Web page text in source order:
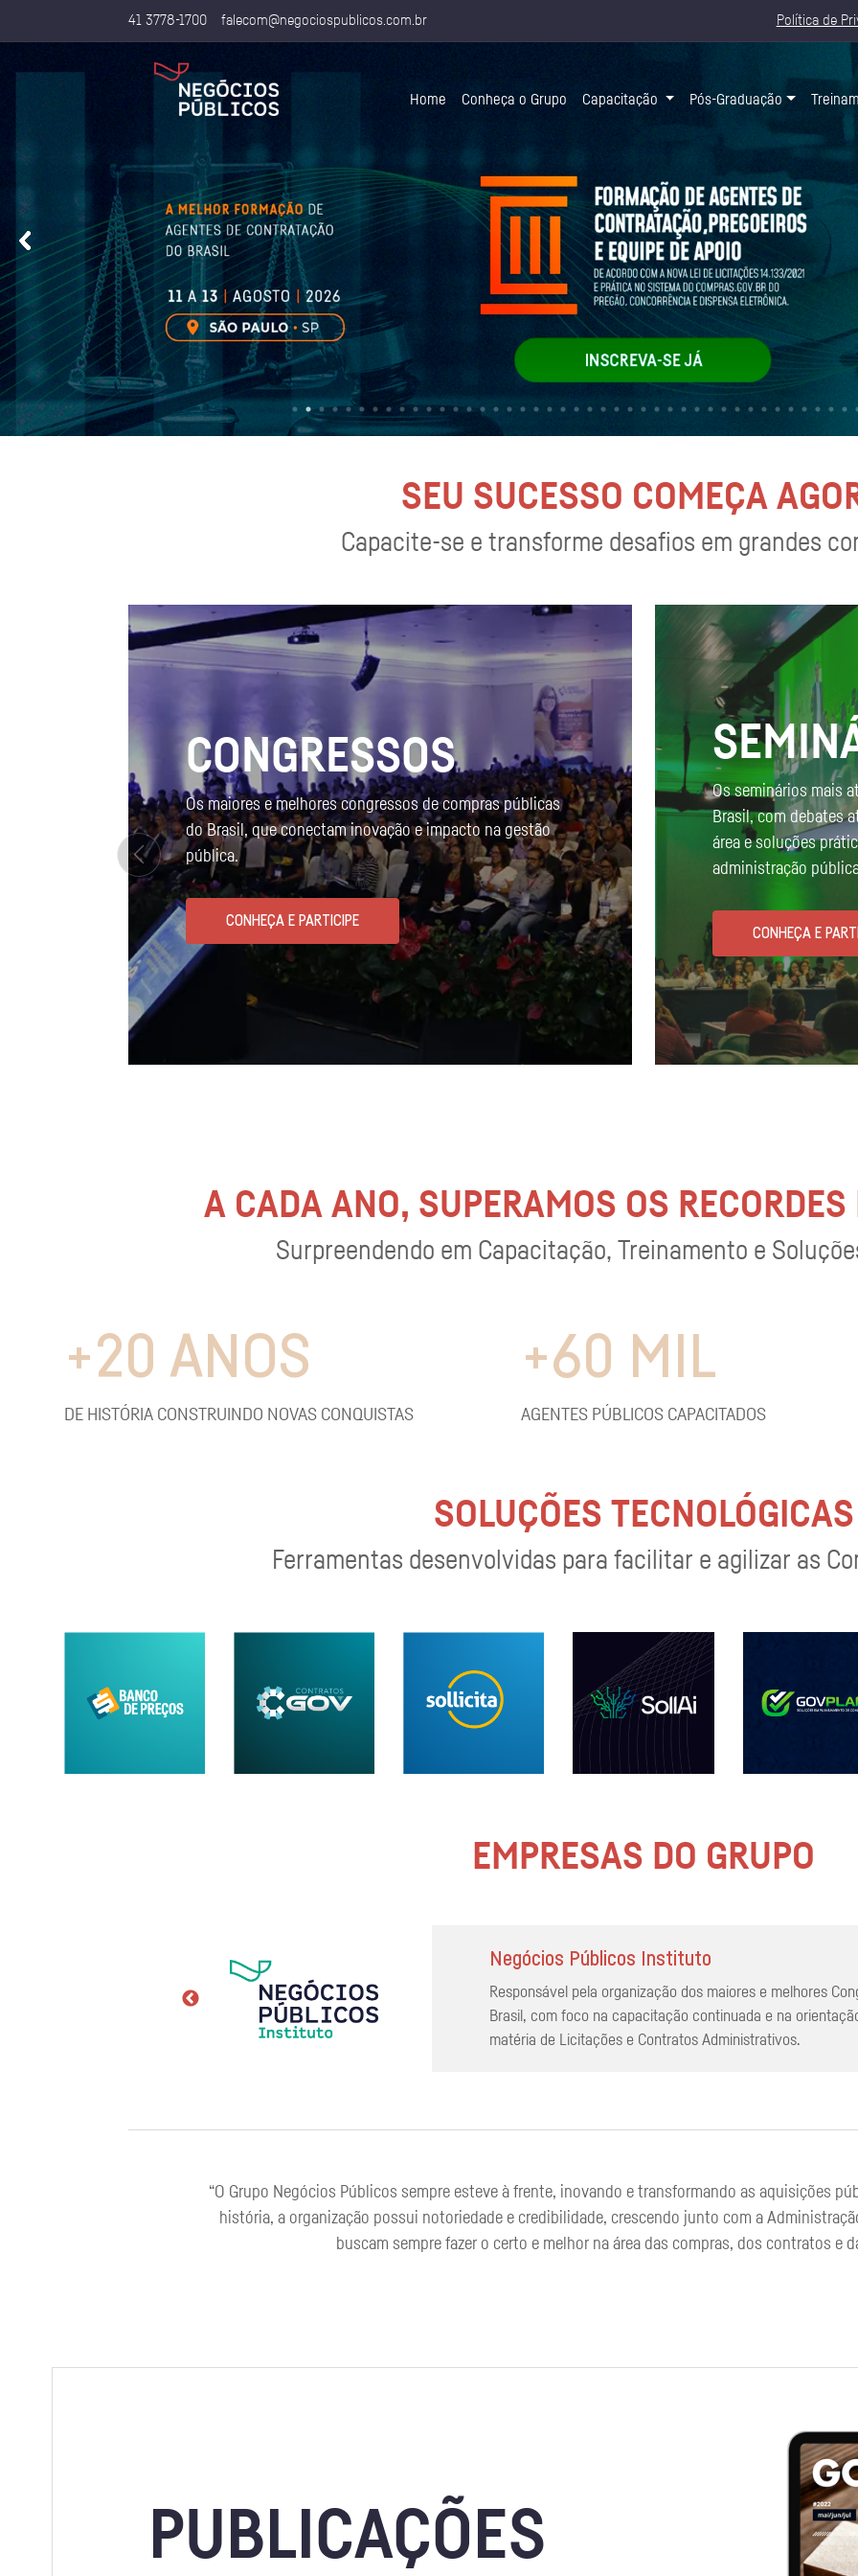
41 3778-1700 falecom@negociospublicos.com.br Política de
Home(current)
Conheça o Grupo Capacitação Pós-Graduação
SEU SUCESSO COMEÇA
Capacite-se e transforme desafios em grandes
CONGRESSOS
Os maiores e melhores congressos de compras públicas
do Brasil, que conectam inovação e impacto na gestão
pública.
CONHEÇA E PARTICIPE
Os seminários mais
Brasil, com debates
área e soluções
administração
CONHEÇA E
A CADA ANO, SUPERAMOS OS RECORDES
Surpreendendo em Capacitação, Treinamento e
+20 ANOS
DE HISTÓRIA CONSTRUINDO NOVAS CONQUISTAS
+60 MIL
AGENTES PÚBLICOS CAPACITADOS
SOLUÇÕES TECNOLÓGICAS
Ferramentas desenvolvidas para facilitar e agilizar as
EMPRESAS DO GRUPO
Negócios Públicos Instituto
Responsável pela organização dos maiores e melhores
Brasil, com foco na capacitação continuada e na
matéria de Licitações e Contratos Administrativos.
“O Grupo Negócios Públicos sempre esteve à frente, inovando e transformando as aquisições
história, a organização possui notoriedade e credibilidade, crescendo junto com a
buscam sempre fazer o certo e melhor na área das compras, dos contratos e
PUBLICAÇÕES